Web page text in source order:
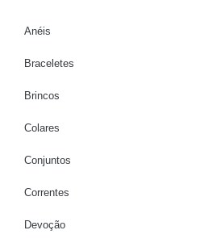
Anéis
Braceletes
Brincos
Colares
Conjuntos
Correntes
Devoção